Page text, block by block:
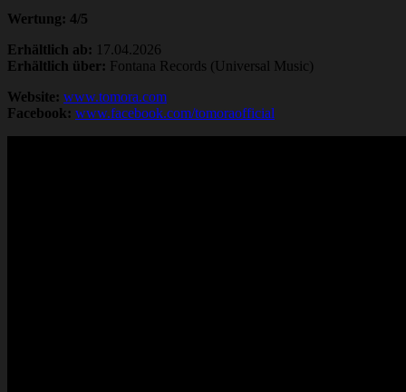
Wertung: 4/5
Erhältlich ab: 17.04.2026
Erhältlich über: Fontana Records (Universal Music)
Website: www.tomora.com
Facebook: www.facebook.com/tomoraofficial